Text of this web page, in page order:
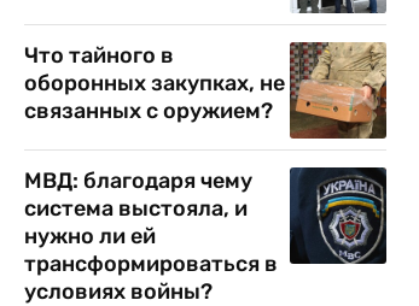
Что тайного в
оборонных закупках, не
связанных с оружием?
МВД: благодаря чему
система выстояла, и
нужно ли ей
трансформироваться в
условиях войны?